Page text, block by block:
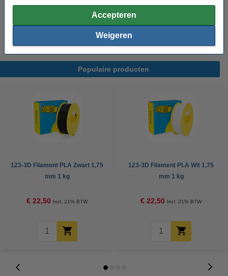
Accepteren
Weigeren
Gewicht lege spoel: ± 216 gram
Populaire producten
123-3D Filament PLA Zwart 1,75
mm 1 kg
€ 22,50 Incl. 21% BTW
123-3D Filament PLA Wit 1,75
mm 1 kg
€ 22,50 Incl. 21% BTW